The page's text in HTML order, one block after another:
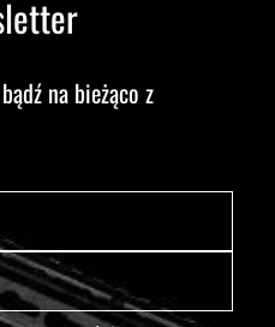
na bieżąco z